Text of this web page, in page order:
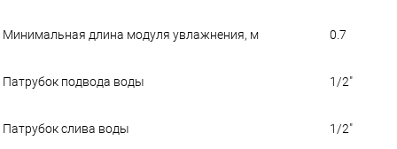
Минимальная длина модуля увлажнения, м 0.7
Патрубок подвода воды 1/2"
Патрубок слива воды 1/2"